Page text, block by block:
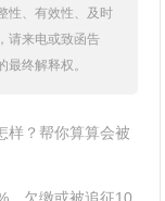
性、有效性、及时
请来电或致函告
终解释权。
样？帮你算算会被